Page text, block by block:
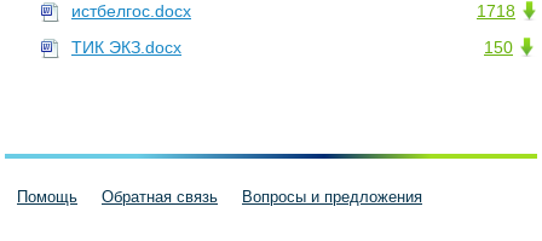
1718
истбелгос.docx
150
ТИК ЭКЗ.docx
Помощь Обратная связь Вопросы и предложения